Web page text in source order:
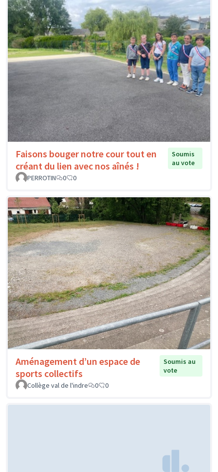
Faisons bouger notre cour tout en
créant du lien avec nos aînés !
Soumis
au vote
PERROTIN
0 0
Aménagement d’un espace de
sports collectifs
Soumis au
vote
Collège val de l'indre
0 0